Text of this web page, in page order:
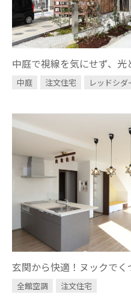
中庭で視線を気にせず、
中庭 注文住宅 レッドシダ
玄関から快適！ヌックでく
全館空調 注文住宅